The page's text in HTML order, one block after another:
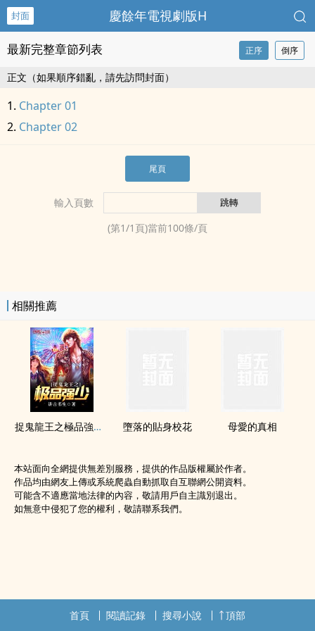
封面 慶餘年電視劇版H
最新完整章節列表 正序 倒序
正文（如果順序錯亂，請先訪問封面）
Chapter 01
Chapter 02
尾頁
輸入頁數
(第1/1 頁)當前100條/頁
相關推薦
捉鬼龍王之極品強少（龍王之我是至尊） 墮落的貼身校花 母愛的真相
本站面向全網提供無差別服務，提供的作品版權屬於作者。
作品均由網友上傳或系統爬蟲自動抓取自互聯網公開資料。
可能含不適應當地法律的內容，敬請用戶自主識別退出。
如無意中侵犯了您的權利，敬請聯系我們。
首頁 閱讀記錄 搜尋小說 頂部